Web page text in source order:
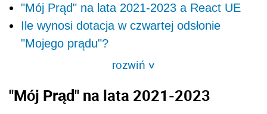
"Mój Prąd" na lata 2021-2023 a React UE
Ile wynosi dotacja w czwartej odsłonie
"Mojego prądu"?
rozwiń>
"Mój Prąd" na lata 2021-2023